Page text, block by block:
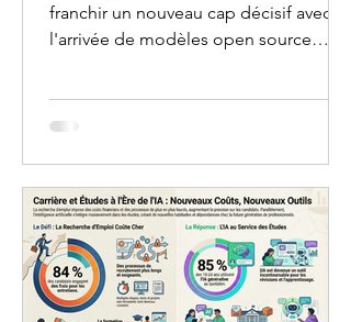
franchir un nouveau cap décisif avec
l'arrivée de modèles open source
sortie de DeepSeek V4.